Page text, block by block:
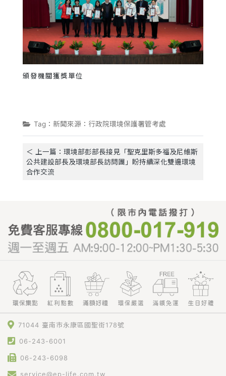
頒發機關獲獎單位
Tag：新聞來源：行政院環境保護署管考處
＜ 上一篇：環境部彭部長接見「聖克里斯多福及尼維斯
公共建設部長及環境部長訪問團」盼持續深化雙邊環境
合作交流
71044 臺南市永康區國聖街178號
06-243-6001
06-243-6098
service@ep-life.com.tw